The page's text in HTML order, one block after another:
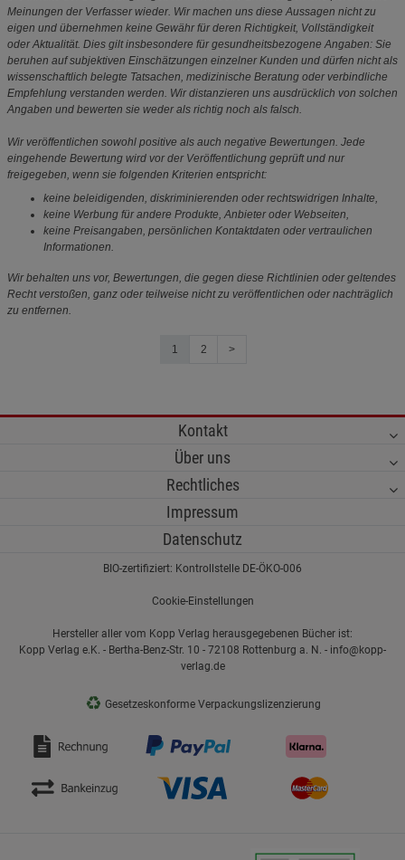
Meinungen der Verfasser wieder. Wir machen uns diese Aussagen nicht zu
eigen und übernehmen keine Gewähr für deren Richtigkeit, Vollständigkeit
oder Aktualität. Dies gilt insbesondere für gesundheitsbezogene Angaben: Sie
beruhen auf subjektiven Einschätzungen einzelner Kunden und dürfen nicht als
wissenschaftlich belegte Tatsachen, medizinische Beratung oder verbindliche
Empfehlung verstanden werden. Wir distanzieren uns ausdrücklich von solchen
Angaben und bewerten sie weder als richtig noch als falsch.
Wir veröffentlichen sowohl positive als auch negative Bewertungen. Jede
eingehende Bewertung wird vor der Veröffentlichung geprüft und nur
freigegeben, wenn sie folgenden Kriterien entspricht:
keine beleidigenden, diskriminierenden oder rechtswidrigen Inhalte,
keine Werbung für andere Produkte, Anbieter oder Webseiten,
keine Preisangaben, persönlichen Kontaktdaten oder vertraulichen
Informationen.
Wir behalten uns vor, Bewertungen, die gegen diese Richtlinien oder geltendes
Recht verstoßen, ganz oder teilweise nicht zu veröffentlichen oder nachträglich
zu entfernen.
1 2 >
Kontakt
Über uns
Rechtliches
Impressum
Datenschutz
BIO-zertifiziert: Kontrollstelle DE-ÖKO-006
Cookie-Einstellungen
Hersteller aller vom Kopp Verlag herausgegebenen Bücher ist:
Kopp Verlag e.K. - Bertha-Benz-Str. 10 - 72108 Rottenburg a. N. - info@kopp-
verlag.de
♻ Gesetzeskonforme Verpackungslizenzierung